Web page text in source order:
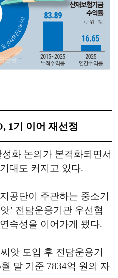
1기 이어 재선정
화 논의가 본격화되면서
대도 커지고 있다.
공단이 주관하는 중소기
’ 전담운용기관 우선협
속성을 이어가게 됐다.
앗 도입 후 전담운용기
말 기준 7834억 원의 자